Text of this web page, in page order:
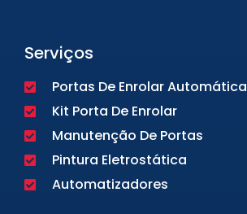
Serviços
Portas De Enrolar Automática
Kit Porta De Enrolar
Manutenção De Portas
Pintura Eletrostática
Automatizadores